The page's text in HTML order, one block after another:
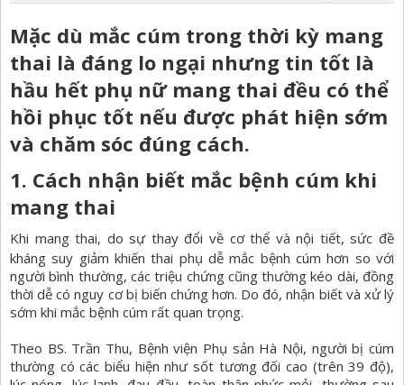
Mặc dù mắc cúm trong thời kỳ mang
thai là đáng lo ngại nhưng tin tốt là
hầu hết phụ nữ mang thai đều có thể
hồi phục tốt nếu được phát hiện sớm
và chăm sóc đúng cách.
1. Cách nhận biết mắc bệnh cúm khi
mang thai
Khi mang thai, do sự thay đổi về cơ thể và nội tiết, sức đề
kháng suy giảm khiến thai phụ dễ mắc bệnh cúm hơn so với
người bình thường, các triệu chứng cũng thường kéo dài, đồng
thời dễ có nguy cơ bị biến chứng hơn. Do đó, nhận biết và xử lý
sớm khi mắc bệnh cúm rất quan trọng.
Theo BS. Trần Thu, Bệnh viện Phụ sản Hà Nội, người bị cúm
thường có các biểu hiện như sốt tương đối cao (trên 39 độ),